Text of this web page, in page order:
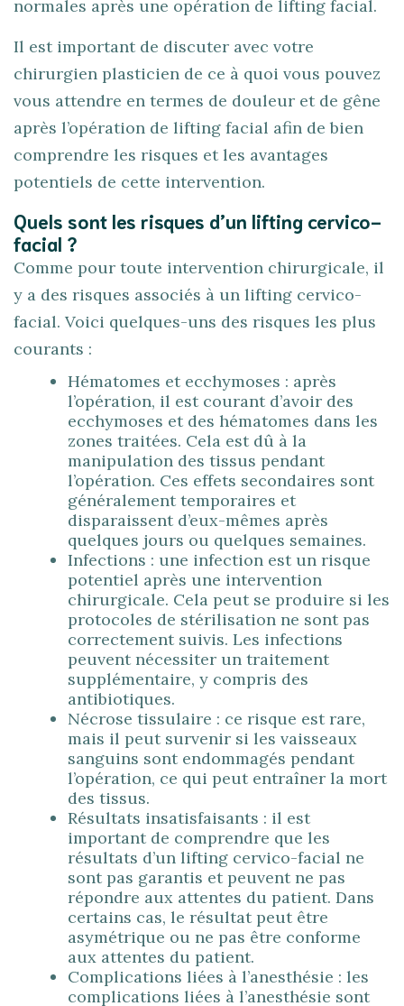
normales après une opération de lifting facial.
Il est important de discuter avec votre
chirurgien plasticien de ce à quoi vous pouvez
vous attendre en termes de douleur et de gêne
après l’opération de lifting facial afin de bien
comprendre les risques et les avantages
potentiels de cette intervention.
Quels sont les risques d’un lifting cervico-
facial ?
Comme pour toute intervention chirurgicale, il
y a des risques associés à un lifting cervico-
facial. Voici quelques-uns des risques les plus
courants :
Hématomes et ecchymoses : après
l’opération, il est courant d’avoir des
ecchymoses et des hématomes dans les
zones traitées. Cela est dû à la
manipulation des tissus pendant
l’opération. Ces effets secondaires sont
généralement temporaires et
disparaissent d’eux-mêmes après
quelques jours ou quelques semaines.
Infections : une infection est un risque
potentiel après une intervention
chirurgicale. Cela peut se produire si les
protocoles de stérilisation ne sont pas
correctement suivis. Les infections
peuvent nécessiter un traitement
supplémentaire, y compris des
antibiotiques.
Nécrose tissulaire : ce risque est rare,
mais il peut survenir si les vaisseaux
sanguins sont endommagés pendant
l’opération, ce qui peut entraîner la mort
des tissus.
Résultats insatisfaisants : il est
important de comprendre que les
résultats d’un lifting cervico-facial ne
sont pas garantis et peuvent ne pas
répondre aux attentes du patient. Dans
certains cas, le résultat peut être
asymétrique ou ne pas être conforme
aux attentes du patient.
Complications liées à l’anesthésie : les
complications liées à l’anesthésie sont